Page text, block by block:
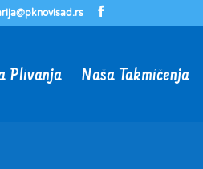
Plivanja Naša Takmičenja